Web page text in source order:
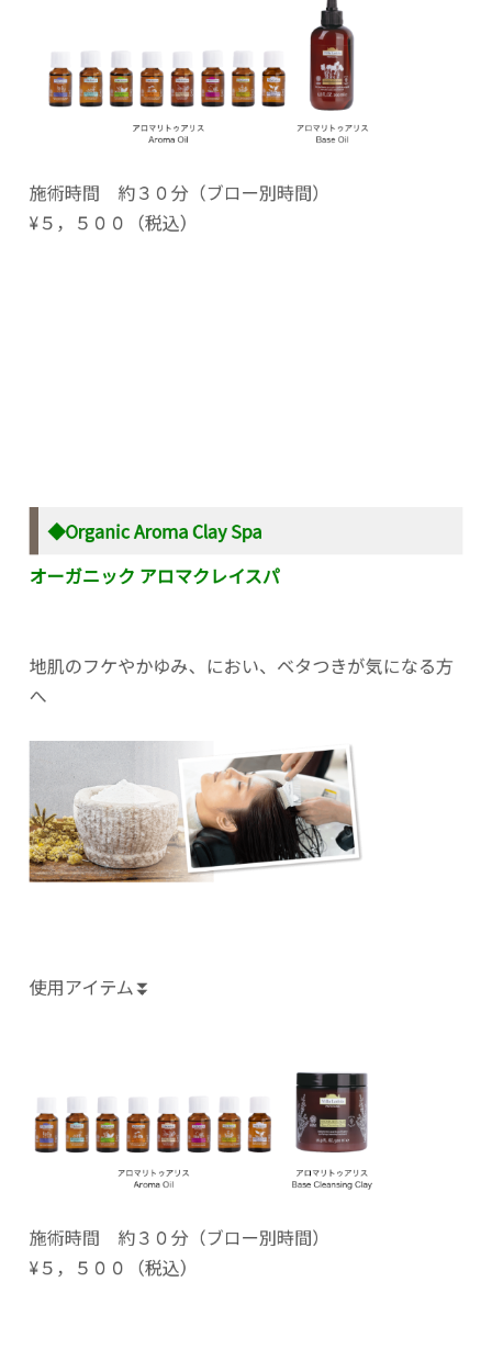
施術時間 約３０分（ブロー別時間）
¥５，５００（税込）
◆Organic Aroma Clay Spa
オーガニック アロマクレイスパ
地肌のフケやかゆみ、におい、ベタつきが気になる方
へ
使用アイテム⏬
施術時間 約３０分（ブロー別時間）
¥５，５００（税込）